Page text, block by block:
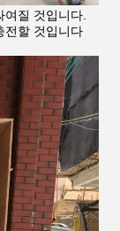
질 것입니다.
전할 것입니다